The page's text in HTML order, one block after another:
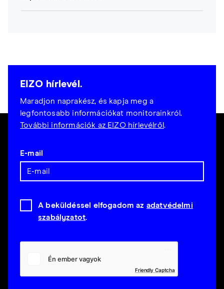
EIZO hírlevél.
Maradjon naprakész, és kapja meg a
legfontosabb információkat monitorainkról.
További információk az EIZO hírlevélről.
E-mail
A beküldéssel elfogadom az adatvédelmi
szabályzatot.
Friendly Captcha